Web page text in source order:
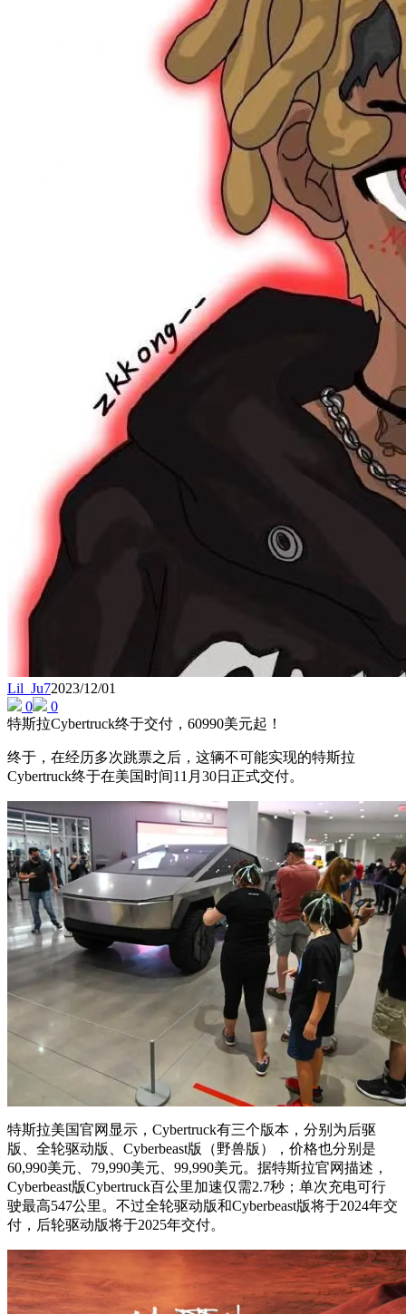
Lil_Ju72023/12/01
0
0
特斯拉Cybertruck终于交付，60990美元起！
终于，在经历多次跳票之后，这辆不可能实现的特斯拉
Cybertruck终于在美国时间11月30日正式交付。
特斯拉美国官网显示，Cybertruck有三个版本，分别为后驱
版、全轮驱动版、Cyberbeast版（野兽版），价格也分别是
60,990美元、79,990美元、99,990美元。据特斯拉官网描述，
Cyberbeast版Cybertruck百公里加速仅需2.7秒；单次充电可行
驶最高547公里。不过全轮驱动版和Cyberbeast版将于2024年交
付，后轮驱动版将于2025年交付。